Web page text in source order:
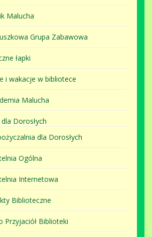
Malucha
Grupa Zabawowa
łapki
i wakacje w bibliotece
Malucha
dla Dorosłych
dla Dorosłych
Ogólna
Internetowa
Biblioteczne
Przyjaciół Biblioteki